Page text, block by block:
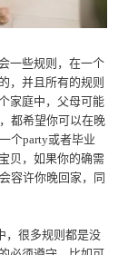
一些规则，在一个
，并且所有的规则
家庭中，父母可能
都希望你可以在晚
个party或者毕业
贝，如果你的确需
容许你晚回家，同
，很多规则都是没